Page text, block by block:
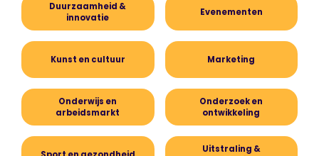
Duurzaamheid &
innovatie
Evenementen
Kunst en cultuur Marketing
Onderwijs en
arbeidsmarkt
Onderzoek en
ontwikkeling
Uitstraling &